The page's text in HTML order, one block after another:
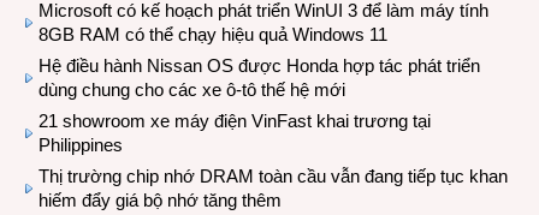
Microsoft có kế hoạch phát triển WinUI 3 để làm máy tính
8GB RAM có thể chạy hiệu quả Windows 11
Hệ điều hành Nissan OS được Honda hợp tác phát triển
dùng chung cho các xe ô-tô thế hệ mới
21 showroom xe máy điện VinFast khai trương tại
Philippines
Thị trường chip nhớ DRAM toàn cầu vẫn đang tiếp tục khan
hiếm đẩy giá bộ nhớ tăng thêm